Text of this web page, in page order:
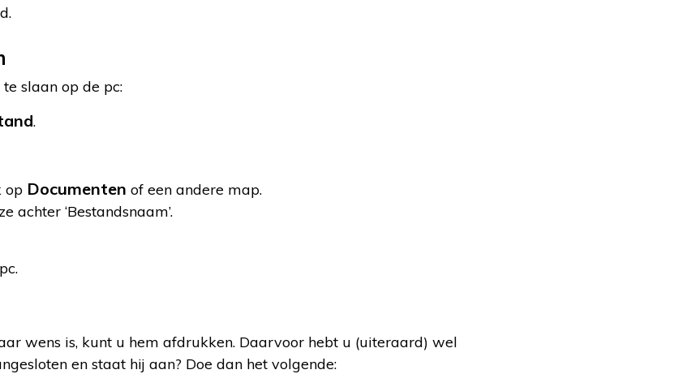
slaan op de pc:
.
op Documenten of een andere map.
achter ‘Bestandsnaam’.
wens is, kunt u hem afdrukken. Daarvoor hebt u (uiteraard) wel
en staat hij aan? Doe dan het volgende: